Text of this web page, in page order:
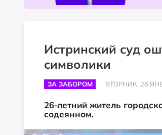
Истринский суд
символики
ЗА ЗАБОРОМ ВТОРНИК, 26
26-летний житель
содеянном.